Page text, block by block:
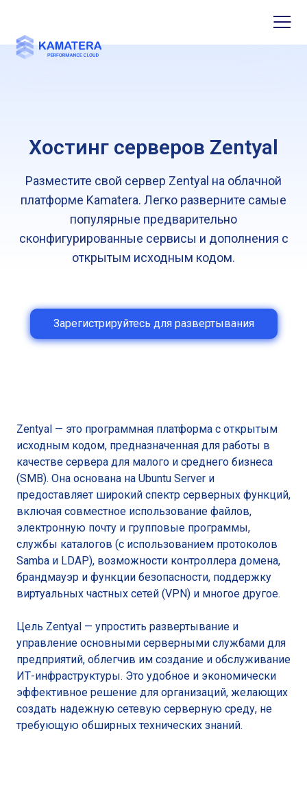
Хостинг серверов Zentyal
Разместите свой сервер Zentyal на облачной
платформе Kamatera. Легко разверните самые
популярные предварительно
сконфигурированные сервисы и дополнения с
открытым исходным кодом.
Зарегистрируйтесь для развертывания
Zentyal — это программная платформа с открытым
исходным кодом, предназначенная для работы в
качестве сервера для малого и среднего бизнеса
(SMB). Она основана на Ubuntu Server и
предоставляет широкий спектр серверных функций,
включая совместное использование файлов,
электронную почту и групповые программы,
службы каталогов (с использованием протоколов
Samba и LDAP), возможности контроллера домена,
брандмауэр и функции безопасности, поддержку
виртуальных частных сетей (VPN) и многое другое.
Цель Zentyal — упростить развертывание и
управление основными серверными службами для
предприятий, облегчив им создание и обслуживание
ИТ-инфраструктуры. Это удобное и экономически
эффективное решение для организаций, желающих
создать надежную сетевую серверную среду, не
требующую обширных технических знаний.